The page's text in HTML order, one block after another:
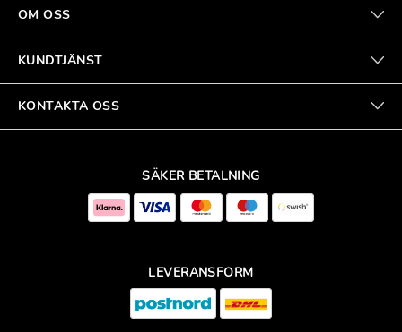
OM OSS
KUNDTJÄNST
KONTAKTA OSS
SÄKER BETALNING
LEVERANSFORM